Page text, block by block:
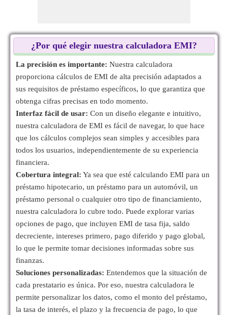
¿Por qué elegir nuestra calculadora EMI?
La precisión es importante: Nuestra calculadora
proporciona cálculos de EMI de alta precisión adaptados a
sus requisitos de préstamo específicos, lo que garantiza que
obtenga cifras precisas en todo momento.
Interfaz fácil de usar: Con un diseño elegante e intuitivo,
nuestra calculadora de EMI es fácil de navegar, lo que hace
que los cálculos complejos sean simples y accesibles para
todos los usuarios, independientemente de su experiencia
financiera.
Cobertura integral: Ya sea que esté calculando EMI para un
préstamo hipotecario, un préstamo para un automóvil, un
préstamo personal o cualquier otro tipo de financiamiento,
nuestra calculadora lo cubre todo. Puede explorar varias
opciones de pago, que incluyen EMI de tasa fija, saldo
decreciente, intereses primero, pago diferido y pago global,
lo que le permite tomar decisiones informadas sobre sus
finanzas.
Soluciones personalizadas: Entendemos que la situación de
cada prestatario es única. Por eso, nuestra calculadora le
permite personalizar los datos, como el monto del préstamo,
la tasa de interés, el plazo y la frecuencia de pago, lo que